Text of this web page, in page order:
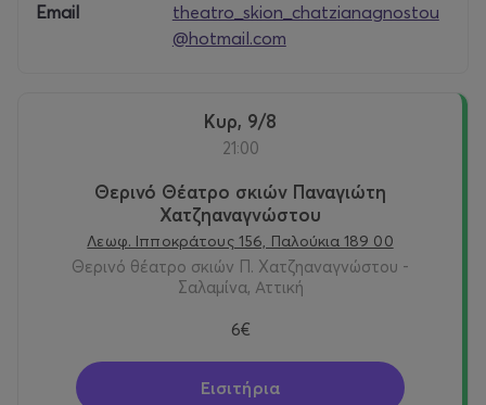
Email
theatro_skion_chatzianagnostou
@hotmail.com
Κυρ, 9/8
21:00
Θερινό Θέατρο σκιών Παναγιώτη
Χατζηαναγνώστου
Λεωφ. Ιπποκράτους 156, Παλούκια 189 00
Θερινό θέατρο σκιών Π. Χατζηαναγνώστου -
Σαλαμίνα, Αττική
6€
Εισιτήρια